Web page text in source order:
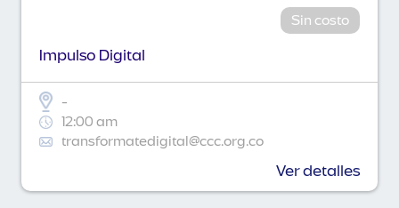
Sin costo
Impulso Digital
-
12:00 am
transformatedigital@ccc.org.co
Ver detalles